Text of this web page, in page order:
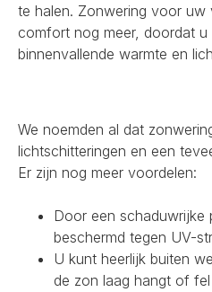
te halen. Zonwering voor
comfort nog meer, doordat
binnenvallende warmte en
We noemden al dat
lichtschitteringen en een
Er zijn nog meer voordelen:
Door een schaduwrijke
beschermd tegen UV-
U kunt heerlijk buiten
de zon laag hangt of